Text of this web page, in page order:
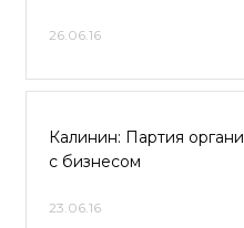
26.06.16
Калинин: Партия
с бизнесом
23.06.16